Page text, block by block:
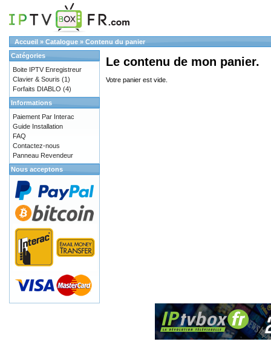
Accueil » Catalogue » Contenu du panier
Le contenu de mon panier.
Votre panier est vide.
Catégories
Boite IPTV Enregistreur
Clavier & Souris (1)
Forfaits DIABLO (4)
Informations
Paiement Par Interac
Guide Installation
FAQ
Contactez-nous
Panneau Revendeur
Nous acceptons